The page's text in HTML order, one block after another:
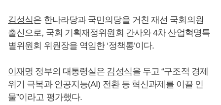
김성식은 한나라당과 국민의당을 거친 재선 국회의원
출신으로, 국회 기획재정위원회 간사와 4차 산업혁명특
별위원회 위원장을 역임한 ‘정책통’이다.
이재명 정부의 대통령실은 김성식을 두고 “구조적 경제
위기 극복과 인공지능(AI) 전환 등 혁신과제를 이끌 인
물”이라고 평가했다.